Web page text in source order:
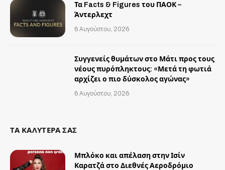
Τα Facts & Figures του ΠΑΟΚ –
Άντερλεχτ
6 Αυγούστου, 2026
Συγγενείς θυμάτων στο Μάτι προς τους
νέους πυρόπληκτους: «Μετά τη φωτιά
αρχίζει ο πιο δύσκολος αγώνας»
6 Αυγούστου, 2026
ΤΑ ΚΑΛΥΤΕΡΑ ΣΑΣ
Μπλόκο και απέλαση στην Ισίν
Καρατζά στο Διεθνές Αεροδρόμιο